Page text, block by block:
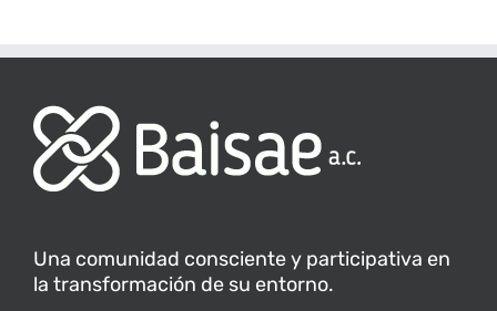
Una comunidad consciente y participativa en
la transformación de su entorno.